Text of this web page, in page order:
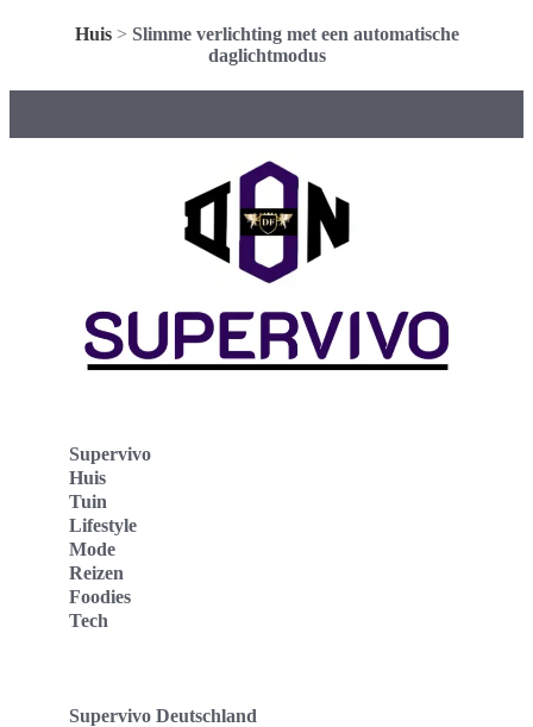
Huis> Slimme verlichting met een automatische
daglichtmodus
Supervivo
Huis
Tuin
Lifestyle
Mode
Reizen
Foodies
Tech
Supervivo Deutschland